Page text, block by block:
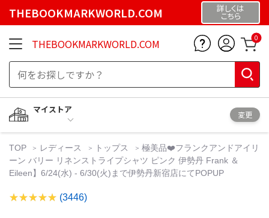
THEBOOKMARKWORLD.COM 詳しくは
こちら
THEBOOKMARKWORLD.COM 0
マイストア
変更
TOP レディース トップス
極美品❤️フランクアンドアイリ
ーン バリー リネンストライプシャツ ピンク 伊勢丹 Frank ＆
Eileen】6/24(水) - 6/30(火)まで伊勢丹新宿店にてPOPUP
(3446)